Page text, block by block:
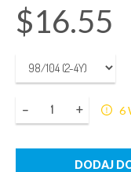
$16.55
6
DODAJ